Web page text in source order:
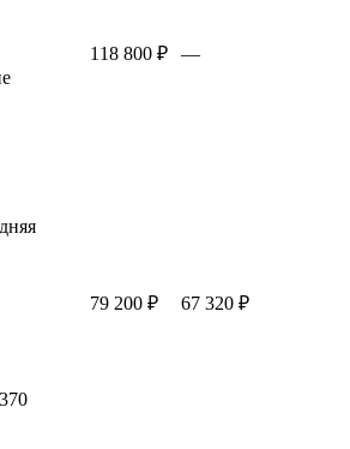
118 800 ₽ —
370
79 200 ₽ 67 320 ₽